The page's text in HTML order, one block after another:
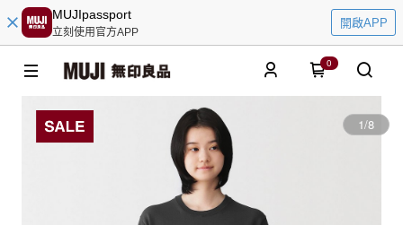
MUJIpassport
立刻使用官方APP
開啟APP
0
1/8